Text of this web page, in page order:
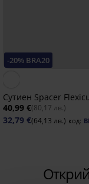
-20% BRA20
Сутиен Spacer
40,99 €(80,17 лв.)
32,79 €(64,13 лв.) код: